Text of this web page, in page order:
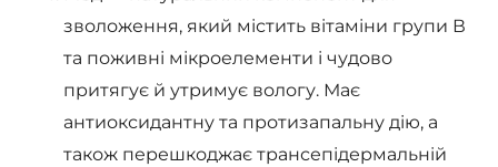
зволоження, який містить вітаміни групи В
та поживні мікроелементи і чудово
притягує й утримує вологу. Має
антиоксидантну та протизапальну дію, а
також перешкоджає трансепідермальній